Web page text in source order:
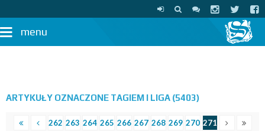
menu
ARTYKUŁY OZNACZONE TAGIEM I LIGA (5403)
262 263 264 265 266 267 268 269 270 271